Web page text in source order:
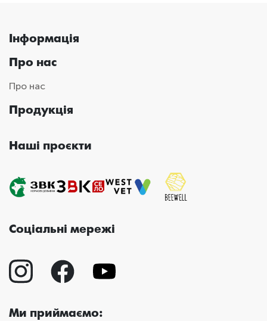
Інформація
Про нас
Про нас
Продукція
Наші проєкти
Соціальні мережі
Ми приймаємо: